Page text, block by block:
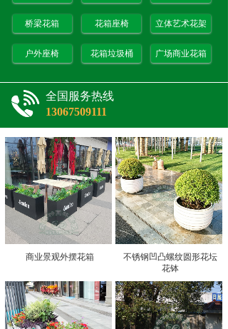
桥梁花箱 花箱座椅 立体艺术花架
户外座椅 花箱垃圾桶 广场商业花箱
全国服务热线
13067509111
商业景观外摆花箱
不锈钢凹凸螺纹圆形花坛
花钵